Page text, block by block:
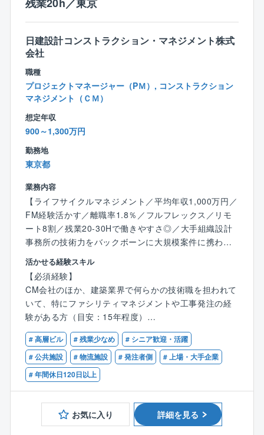
●事業創造・戦略立案
●施設企画・基本計画立案（技術検討含む）
●設計・施工マネジメント（設計検証・工事監理含む）
●発注マネジメント
●ライフサイクルマネジメント
●調査・診断
●CRE/PREマネジメント
●オフィス移転マネジメント
●地域創生支援
民間系：
大規模CRE保有企業・インフラ関連企業
先端技術（生産・研究・IT）系企業
放送・メディア系企業
物流・情報インフラ系企業
大規模スポーツ施設・先進医療系（病院）企業
ラグジュアリーホテル・地方インバウンド（観光関
連・旅館等）系企業
金融機関
教育機関
国土交通省・文部科学省・地方公共団体・財団法人・
医療法人・社会福祉法人・独立行政法人・経済団体等
■施設用途：オフィス・生産/研究施設（工場・研究
館）・医療施設・教育施設・公共施設（官公庁他）等
●1級電気工事施工管理技士
●1級管工事施工管理技士
●宅地建物取引主任者
ビジネス英語ができる方
日建設計コンストラクション・マネジメント株式
会社
職種
プロジェクトマネージャー（PＭ）, コンストラクション
マネジメント（ＣＭ）
想定年収
900～1,300万円
勤務地
東京都
業務内容
【ライフサイクルマネジメント／平均年収1,000万円／
FM経験活かす／離職率1.8％／フルフレックス／リモ
ート8割／残業20-30Hで働きやすさ◎／大手組織設計
事務所の技術力をバックボーンに大規模案件に携わる
／75歳まで賞与あり／東京】
■職務内容
建物・不動産の既存ストックの有効活用を推進し、適
切な維持保全を図ることにより、保有資産の価値の最
大化を実現します。
以下のいずれかの業務を担当いただきます。
●国内に多数施設を持つ発注者の下で、改修の全体戦
略、個別施設の改修基本計画、発注支援、
更には発注者の目線で工事の推進状況を管理していた
だきます。
●現地建物を調査して劣化診断して中長期修繕計画を作
活かせる経験スキル
【必須経験】
CM会社のほか、建築業界で何らかの技術職を担われて
いて、特にファシリティマネジメントや工事発注の経
験がある方（目安：15年程度）
【歓迎】
一級建築士や認定コンストラクション・マネジャーの
資格
# 高層ビル # 残業少なめ
# シニア歓迎・活躍
# 公共施設
# 物流施設 # 発注者側
# 上場・大手企業
# 年間休日120日以上
お気に入り 詳細を見る